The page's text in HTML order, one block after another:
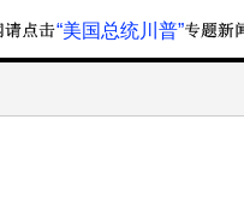
“美国总统川普”